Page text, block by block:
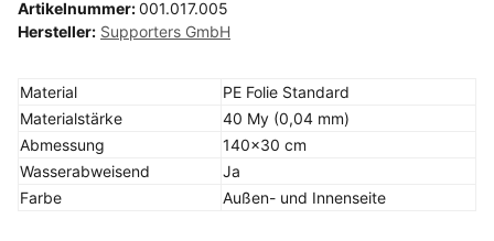
Artikelnummer:001.017.005
Hersteller: Supporters GmbH
Material
PE Folie Standard
Materialstärke
40 My (0,04 mm)
Abmessung
140x30 cm
Wasserabweisend
Ja
Farbe
Außen- und Innenseite